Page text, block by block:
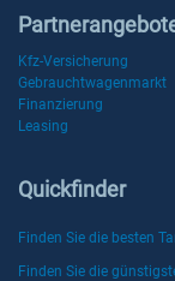
Kfz-Versicherung
Gebrauchtwagenmarkt
Finanzierung
Leasing
Quickfinder
Finden Sie die besten
Finden Sie die